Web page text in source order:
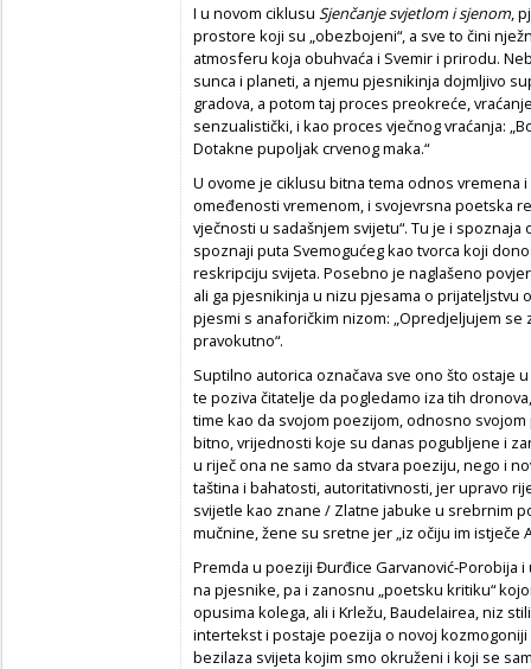
I u novom ciklusu Sjenčanje svjetlom i sjenom ,
prostore koji su „obezbojeni“, a sve to čini
atmosferu koja obuhvaća i Svemir i prirodu.
sunca i planeti, a njemu pjesnikinja dojmljivo
gradova, a potom taj proces preokreće,
senzualistički, i kao proces vječnog vraćanja:
Dotakne pupoljak crvenog maka.“
U ovome je ciklusu bitna tema odnos vremena
omeđenosti vremenom, i svojevrsna poetska
vječnosti u sadašnjem svijetu“. Tu je i
spoznaji puta Svemogućeg kao tvorca koji
reskripciju svijeta. Posebno je naglašeno
ali ga pjesnikinja u nizu pjesama o prijateljstvu
pjesmi s anaforičkim nizom: „Opredjeljujem
pravokutno“.
Suptilno autorica označava sve ono što ostaje
te poziva čitatelje da pogledamo iza tih
time kao da svojom poezijom, odnosno
bitno, vrijednosti koje su danas pogubljene i
u riječ ona ne samo da stvara poeziju, nego i
taština i bahatosti, autoritativnosti, jer upravo
svijetle kao znane / Zlatne jabuke u srebrnim
mučnine, žene su sretne jer „iz očiju im istječe
Premda u poeziji Đurđice Garvanović-Porobija
na pjesnike, pa i zanosnu „poetsku kritiku“
opusima kolega, ali i Krležu, Baudelairea, niz
intertekst i postaje poezija o novoj
bezilaza svijeta kojim smo okruženi i koji se